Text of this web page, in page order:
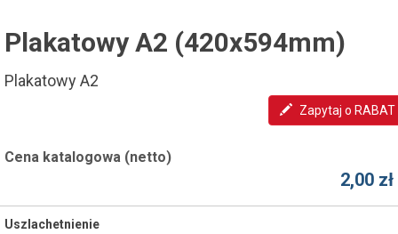
Plakatowy A2 (420x594mm)
Plakatowy A2
Zapytaj o RABAT
Cena katalogowa (netto)
2,00 zł
Uszlachetnienie